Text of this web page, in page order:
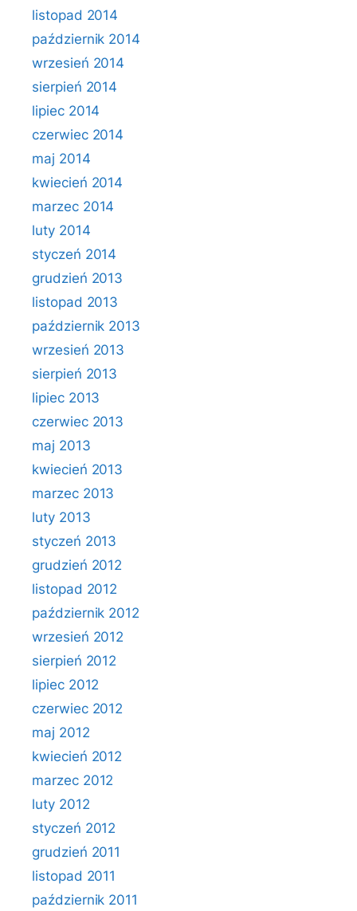
listopad 2014
październik 2014
wrzesień 2014
sierpień 2014
lipiec 2014
czerwiec 2014
maj 2014
kwiecień 2014
marzec 2014
luty 2014
styczeń 2014
grudzień 2013
listopad 2013
październik 2013
wrzesień 2013
sierpień 2013
lipiec 2013
czerwiec 2013
maj 2013
kwiecień 2013
marzec 2013
luty 2013
styczeń 2013
grudzień 2012
listopad 2012
październik 2012
wrzesień 2012
sierpień 2012
lipiec 2012
czerwiec 2012
maj 2012
kwiecień 2012
marzec 2012
luty 2012
styczeń 2012
grudzień 2011
listopad 2011
październik 2011